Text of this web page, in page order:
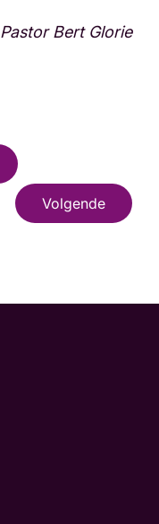
Pastor Bert Glorie
Volgende